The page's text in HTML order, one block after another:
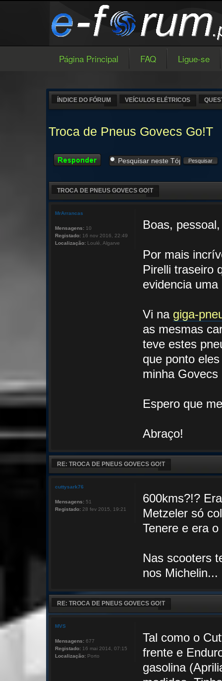
Página Principal FAQ Ligue-se
ÍNDICE DO FÓRUM VEÍCULOS ELÉTRICOS
Troca de Pneus Govecs Go!T
Responder
TROCA DE PNEUS GOVECS GO!T
Boas, pessoal,
Por mais
Pirelli traseiro
evidencia
Vi na giga-
as mesmas
teve estes
que ponto
minha Govecs
Espero que
Abraço!
MrArrancas
Mensagens: 10
Registado: 16 nov 2016, 22:49
Localização: Loulé, Algarve
RE: TROCA DE PNEUS GOVECS GO!T
600kms?!?
Metzeler só
Tenere e era
Nas scooters
nos Michelin...
cuttysark76
Mensagens: 51
Registado: 28 fev 2015, 19:21
RE: TROCA DE PNEUS GOVECS GO!T
Tal como o
frente e
gasolina
MVS
Mensagens: 677
Registado: 16 mai 2014, 07:15
Localização: Porto